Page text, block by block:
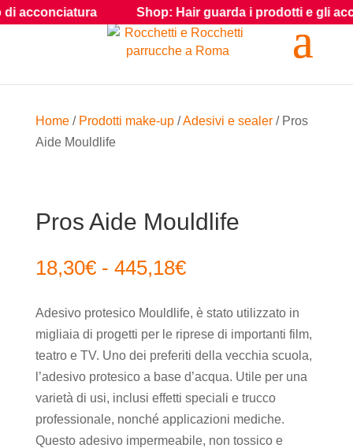
Home/ Prodotti make-up/Adesivi e sealer/ Pros
Aide Mouldlife
Pros Aide Mouldlife
18,30€ - 445,18€Fascia
prezzo:
da
18,30€
a
445,18€
Adesivo protesico Mouldlife, è stato utilizzato in
migliaia di progetti per le riprese di importanti film,
teatro e TV. Uno dei preferiti della vecchia scuola,
l’adesivo protesico a base d’acqua. Utile per una
varietà di usi, inclusi effetti speciali e trucco
professionale, nonché applicazioni mediche.
Questo adesivo impermeabile, non tossico e
Shop: Hair guarda i prodotti e gli